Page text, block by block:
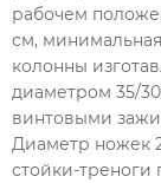
рабочем
см,
колонны
диаметром 35/
винтовыми
Диаметр ножек
стойки-треноги